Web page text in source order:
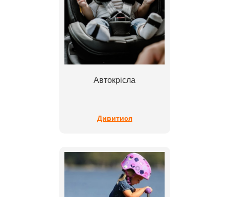
Автокрісла
Дивитися